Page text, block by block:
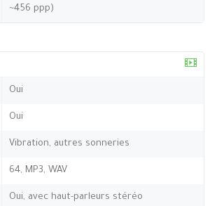
~456 ppp)
Oui
Oui
Vibration, autres sonneries
64, MP3, WAV
Oui, avec haut-parleurs stéréo